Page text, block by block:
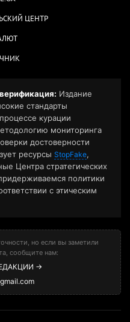
ЦЕНТР
Издание
стандарты
курации
мониторинга
достоверности
ресурсы StopFake,
Центра стратегических
политики
с этическим
но если вы заметили
сообщите нам:
→